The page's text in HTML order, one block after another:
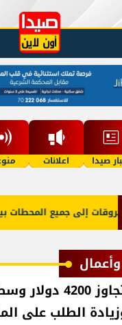
صيدا اعلانات
إلى جميع المحطات بين
الذهب يتجاوز
الطلب على